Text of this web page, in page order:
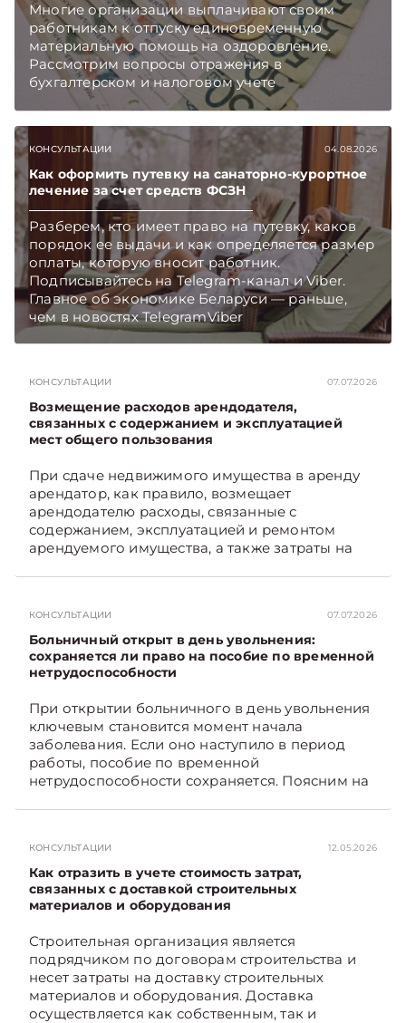
Многие организации выплачивают своим
работникам к отпуску единовременную
материальную помощь на оздоровление.
Рассмотрим вопросы отражения в
бухгалтерском и налоговом учете
хозяйственных операций по начислению и
Подписывайтесь на Telegram‑канал и Viber.
Главное об экономике Беларуси — раньше,
чем в новостях TelegramViber
КОНСУЛЬТАЦИИ 04.08.2026
Как оформить путевку на санаторно-курортное
лечение за счет средств ФСЗН
Разберем, кто имеет право на путевку, каков
порядок ее выдачи и как определяется размер
оплаты, которую вносит работник.
Подписывайтесь на Telegram‑канал и Viber.
Главное об экономике Беларуси — раньше,
чем в новостях TelegramViber
КОНСУЛЬТАЦИИ 07.07.2026
Возмещение расходов арендодателя,
связанных с содержанием и эксплуатацией
мест общего пользования
При сдаче недвижимого имущества в аренду
арендатор, как правило, возмещает
арендодателю расходы, связанные с
содержанием, эксплуатацией и ремонтом
арендуемого имущества, а также затраты на
связанных с содержанием и эксплуатацией
мест общего пользования, в частности –
контрольно-­пропускного пункта? Рассмотрим
порядок их распределения. Подписывайтесь
экономике Беларуси — раньше, чем в новостях
TelegramViber
КОНСУЛЬТАЦИИ 07.07.2026
Больничный открыт в день увольнения:
сохраняется ли право на пособие по временной
нетрудоспособности
При открытии больничного в день увольнения
ключевым становится момент начала
заболевания. Если оно наступило в период
работы, пособие по временной
нетрудоспособности сохраняется. Поясним на
КОНСУЛЬТАЦИИ 12.05.2026
Как отразить в учете стоимость затрат,
связанных с доставкой строительных
материалов и оборудования
Строительная организация является
подрядчиком по договорам строительства и
несет затраты на доставку строительных
материалов и оборудования. Доставка
осуществляется как собственным, так и